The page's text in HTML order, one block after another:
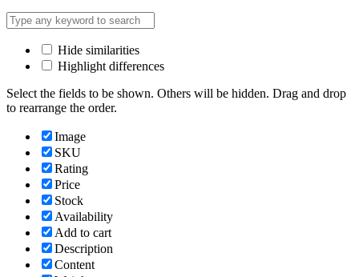
Hide similarities
Highlight differences
Select the fields to be shown. Others will be hidden. Drag and drop
to rearrange the order.
Image
SKU
Rating
Price
Stock
Availability
Add to cart
Description
Content